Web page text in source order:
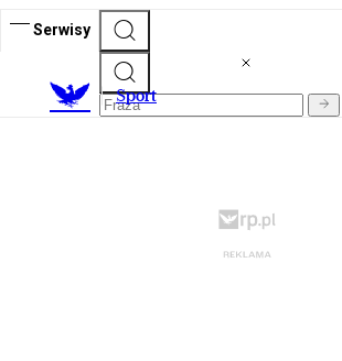
Serwisy
Sport